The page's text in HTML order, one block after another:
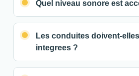
Quel niveau sonore est
Les conduites doivent-
integrees ?